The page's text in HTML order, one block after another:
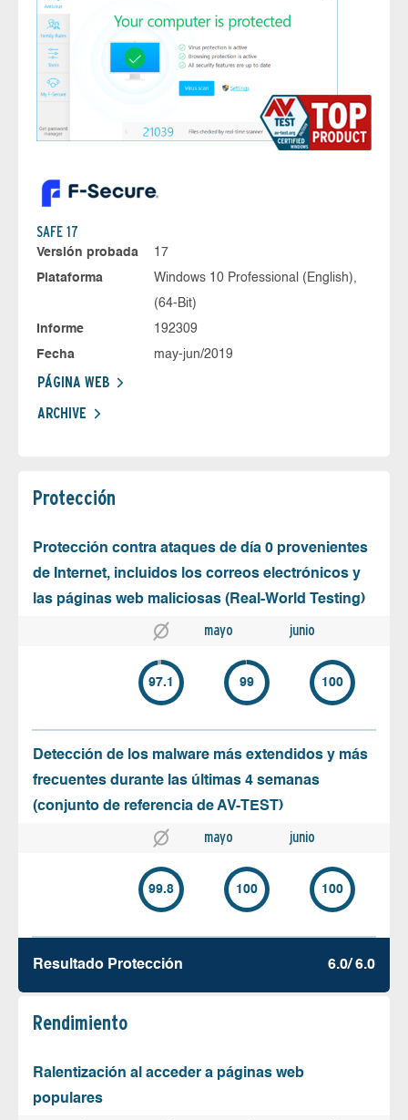
SAFE 17
Versión probada
17
Plataforma
Windows 10 Professional (English),
(64-Bit)
Informe
192309
Fecha
may-jun/2019
PÁGINA WEB
ARCHIVE
Protección
Protección contra ataques de día 0 provenientes
de Internet, incluidos los correos electrónicos y
las páginas web maliciosas (Real-World Testing)
mayo junio
97.1 99 100
Detección de los malware más extendidos y más
frecuentes durante las últimas 4 semanas
(conjunto de referencia de AV-TEST)
mayo junio
99.8 100 100
Resultado Protección 6.0/ 6.0
Rendimiento
Ralentización al acceder a páginas web
populares